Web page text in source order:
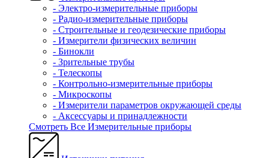
- Электро-измерительные приборы
- Радио-измерительные приборы
- Строительные и геодезические приборы
- Измерители физических величин
- Бинокли
- Зрительные трубы
- Телескопы
- Контрольно-измерительные приборы
- Микроскопы
- Измерители параметров окружающей среды
- Аксессуары и принадлежности
Смотреть Все Измерительные приборы